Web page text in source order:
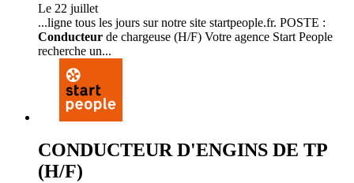
Le 22 juillet
...ligne tous les jours sur notre site startpeople.fr. POSTE :
Conducteur de chargeuse (H/F) Votre agence Start People
recherche un...
CONDUCTEUR D'ENGINS DE TP
(H/F)